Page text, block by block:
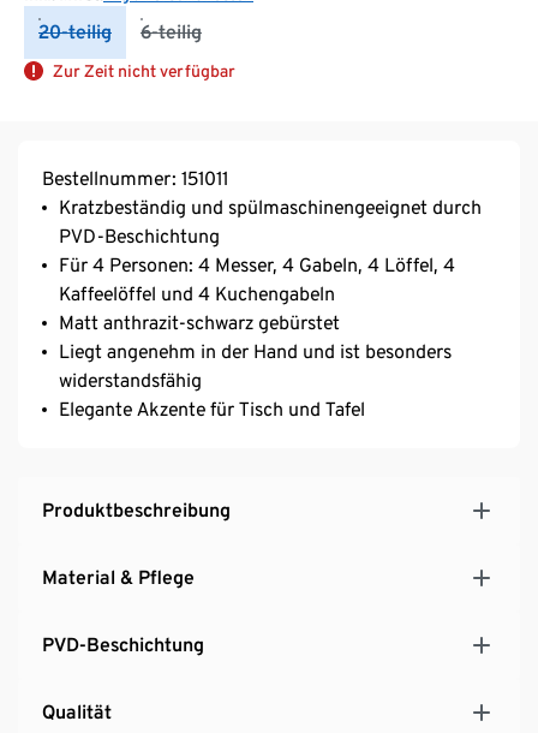
20-teilig 6-teilig
Zur Zeit nicht verfügbar
Bestellnummer: 151011
Kratzbeständig und spülmaschinengeeignet durch
PVD-Beschichtung
Für 4 Personen: 4 Messer, 4 Gabeln, 4 Löffel, 4
Kaffeelöffel und 4 Kuchengabeln
Matt anthrazit-schwarz gebürstet
Liegt angenehm in der Hand und ist besonders
widerstandsfähig
Elegante Akzente für Tisch und Tafel
Produktbeschreibung
Material & Pflege
PVD-Beschichtung
Qualität